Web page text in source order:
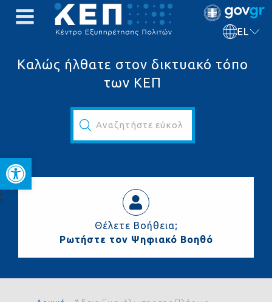
Ανοίξτε τη γραμμή
EL
Καλώς ήλθατε στον δικτυακό τόπο
των ΚΕΠ
Αναζητήστε εύκολα και γρήγορα...
Θέλετε Βοήθεια;
Ρωτήστε τον Ψηφιακό Βοηθό